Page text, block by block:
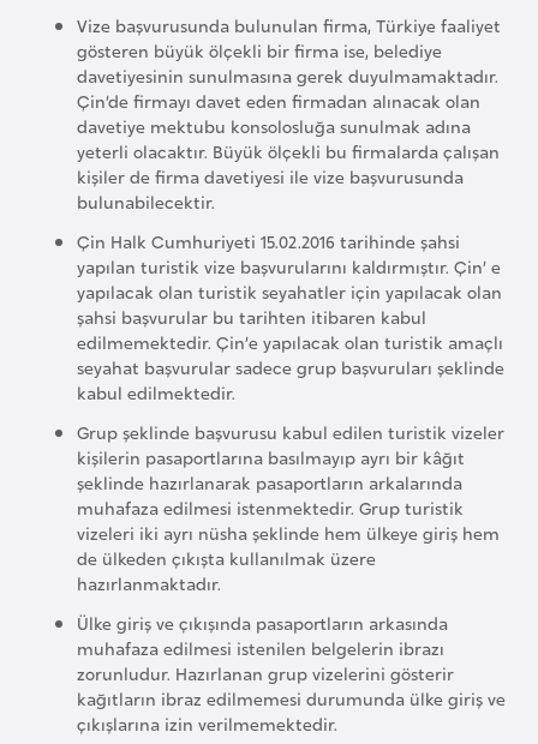
Vize başvurusunda bulunulan firma, Türkiye faaliyet
gösteren büyük ölçekli bir firma ise, belediye
davetiyesinin sunulmasına gerek duyulmamaktadır.
Çin’de firmayı davet eden firmadan alınacak olan
davetiye mektubu konsolosluğa sunulmak adına
yeterli olacaktır. Büyük ölçekli bu firmalarda çalışan
kişiler de firma davetiyesi ile vize başvurusunda
bulunabilecektir.
Çin Halk Cumhuriyeti 15.02.2016 tarihinde şahsi
yapılan turistik vize başvurularını kaldırmıştır. Çin’ e
yapılacak olan turistik seyahatler için yapılacak olan
şahsi başvurular bu tarihten itibaren kabul
edilmemektedir. Çin’e yapılacak olan turistik amaçlı
seyahat başvurular sadece grup başvuruları şeklinde
kabul edilmektedir.
Grup şeklinde başvurusu kabul edilen turistik vizeler
kişilerin pasaportlarına basılmayıp ayrı bir kâğıt
şeklinde hazırlanarak pasaportların arkalarında
muhafaza edilmesi istenmektedir. Grup turistik
vizeleri iki ayrı nüsha şeklinde hem ülkeye giriş hem
de ülkeden çıkışta kullanılmak üzere
hazırlanmaktadır.
Ülke giriş ve çıkışında pasaportların arkasında
muhafaza edilmesi istenilen belgelerin ibrazı
zorunludur. Hazırlanan grup vizelerini gösterir
kağıtların ibraz edilmemesi durumunda ülke giriş ve
çıkışlarına izin verilmemektedir.